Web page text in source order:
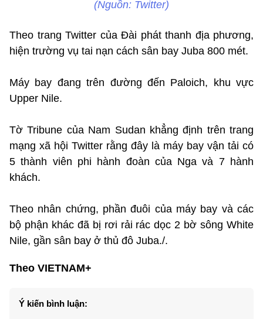
(Nguồn: Twitter)
Theo trang Twitter của Đài phát thanh địa phương,
hiện trường vụ tai nạn cách sân bay Juba 800 mét.
Máy bay đang trên đường đến Paloich, khu vực
Upper Nile.
Tờ Tribune của Nam Sudan khẳng định trên trang
mạng xã hội Twitter rằng đây là máy bay vận tải có
5 thành viên phi hành đoàn của Nga và 7 hành
khách.
Theo nhân chứng, phần đuôi của máy bay và các
bộ phận khác đã bị rơi rải rác dọc 2 bờ sông White
Nile, gần sân bay ở thủ đô Juba./.
Theo VIETNAM+
Ý kiến bình luận: